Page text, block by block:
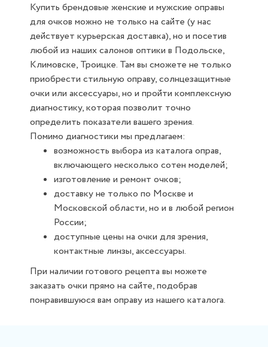
Купить брендовые женские и мужские оправы
для очков можно не только на сайте (у нас
действует курьерская доставка), но и посетив
любой из наших салонов оптики в Подольске,
Климовске, Троицке. Там вы сможете не только
приобрести стильную оправу, солнцезащитные
очки или аксессуары, но и пройти комплексную
диагностику, которая позволит точно
определить показатели вашего зрения.
Помимо диагностики мы предлагаем:
возможность выбора из каталога оправ,
включающего несколько сотен моделей;
изготовление и ремонт очков;
доставку не только по Москве и
Московской области, но и в любой регион
России;
доступные цены на очки для зрения,
контактные линзы, аксессуары.
При наличии готового рецепта вы можете
заказать очки прямо на сайте, подобрав
понравившуюся вам оправу из нашего каталога.